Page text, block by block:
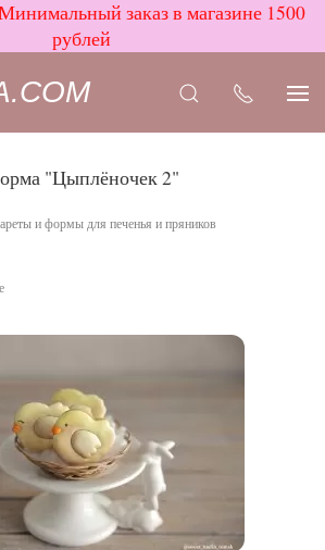
заказ в магазине 1500
рублей
"Цыплёночек 2"
и формы для печенья и пряников